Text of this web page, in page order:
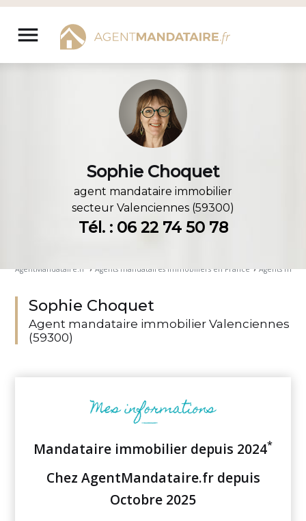
Aller
contenu
menu
Sophie Choquet
agent mandataire immobilier
secteur Valenciennes (59300)
Tél. : 06 22 74 50 78
AgentMandataire.fr › Agents mandataires immobiliers en France › Agents
Sophie Choquet
Agent mandataire immobilier Valenciennes
(59300)
Mandataire immobilier depuis 2024*
Chez AgentMandataire.fr depuis
Octobre 2025